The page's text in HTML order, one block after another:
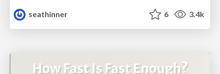
seathinner
6 3.4k